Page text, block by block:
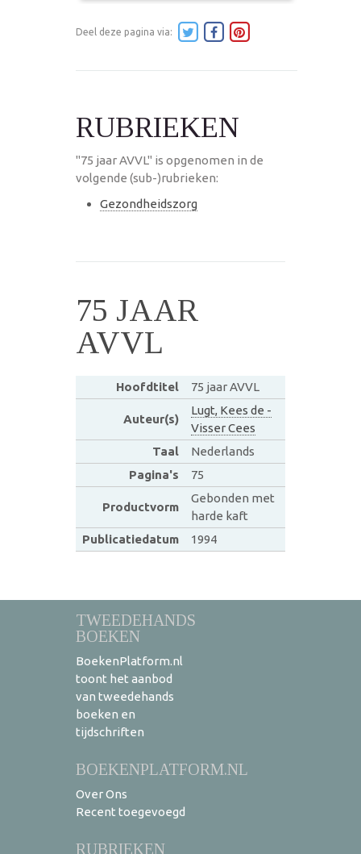
Deel deze pagina via:
RUBRIEKEN
"75 jaar AVVL" is opgenomen in de
volgende (sub-)rubrieken:
Gezondheidszorg
75 JAAR
AVVL
Hoofdtitel 75 jaar AVVL
Auteur(s)
Lugt, Kees de -
Visser Cees
Taal
Nederlands
Pagina's
75
Productvorm
Gebonden met
harde kaft
Publicatiedatum
1994
TWEEDEHANDS
BOEKEN
BoekenPlatform.nl
toont het aanbod
van tweedehands
boeken en
tijdschriften
BOEKENPLATFORM.NL
Over Ons
Recent toegevoegd
RUBRIEKEN